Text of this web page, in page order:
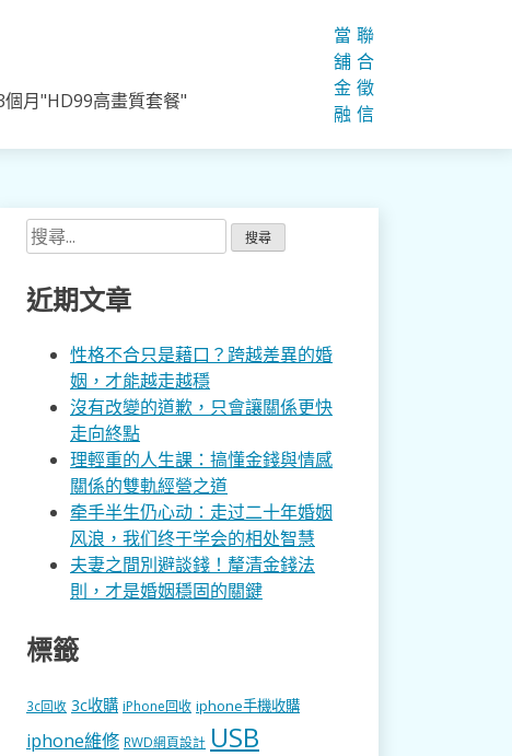
月"HD99高畫質套餐"
當
舖
金
融
聯
合
徵
信
搜
尋
關
鍵
近期文章
性格不合只是藉口？跨越差異的婚
姻，才能越走越穩
沒有改變的道歉，只會讓關係更快
走向終點
理輕重的人生課：搞懂金錢與情感
關係的雙軌經營之道
牵手半生仍心动：走过二十年婚姻
风浪，我们终于学会的相处智慧
夫妻之間別避談錢！釐清金錢法
則，才是婚姻穩固的關鍵
標籤
3c回收 3c收購 iPhone回收 iphone手機收購
iphone維修 RWD網頁設計 USB